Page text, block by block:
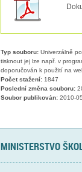
Typ souboru:Univerzálně
tisknout jej lze např. v
doporučován k použití na
Počet stažení:1847
Poslední změna souboru:
Soubor publikován:2010-
MINISTERSTVO